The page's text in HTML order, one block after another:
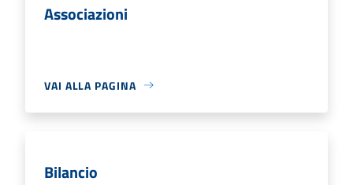
Associazioni
VAI ALLA PAGINA
Bilancio